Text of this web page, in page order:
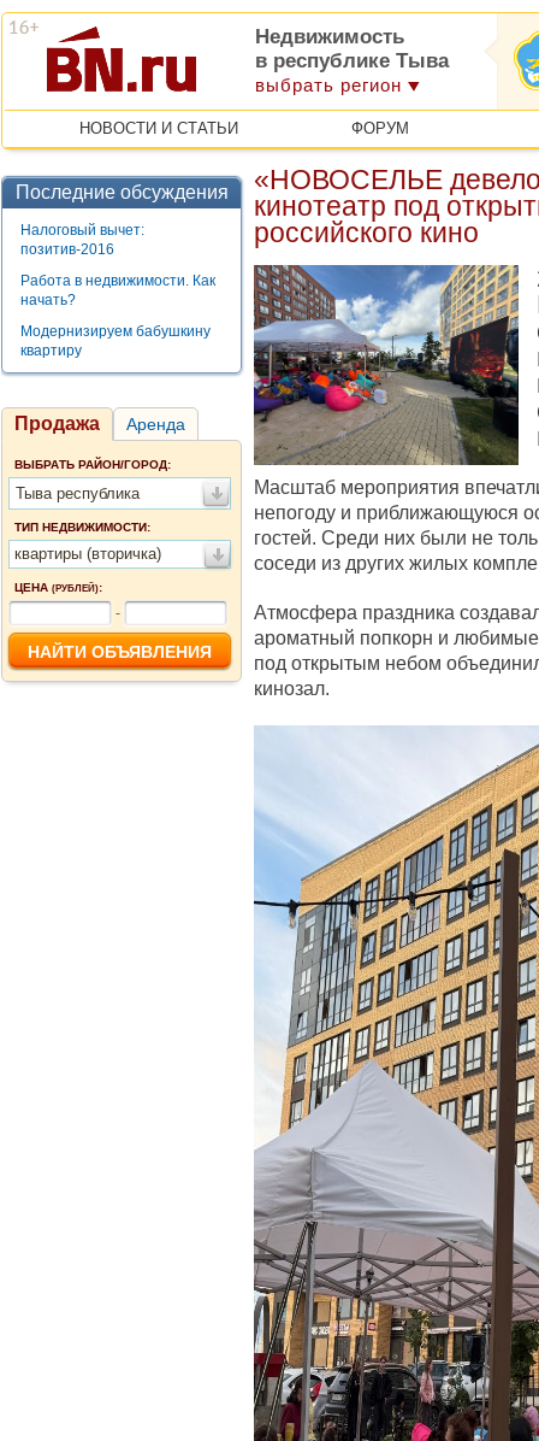
Недвижимость
в республике Тыва
выбрать регион
НОВОСТИ И СТАТЬИ ФОРУМ
Последние обсуждения
Налоговый вычет:
позитив-2016
Работа в недвижимости. Как
начать?
Модернизируем бабушкину
квартиру
Продажа Аренда
ВЫБРАТЬ РАЙОН/ГОРОД:
Тыва республика
ТИП НЕДВИЖИМОСТИ:
квартиры (вторичка)
ЦЕНА (РУБЛЕЙ):
-
«НОВОСЕЛЬЕ
кинотеатр под
российского кино
Масштаб мероприятия
непогоду и приближающуюся
гостей. Среди них были не
соседи из других жилых
Атмосфера праздника
ароматный попкорн и
под открытым небом
кинозал.